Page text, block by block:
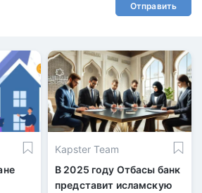
Отправить
Kapster Team
В 2025 году Отбасы банк
представит исламскую